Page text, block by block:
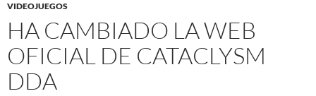
VIDEOJUEGOS
HA CAMBIADO LA WEB
OFICIAL DE CATACLYSM
DDA